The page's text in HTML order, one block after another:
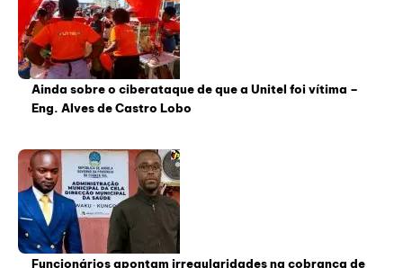
Ainda sobre o ciberataque de que a Unitel foi vítima –
Eng. Alves de Castro Lobo
Funcionários apontam irregularidades na cobrança de